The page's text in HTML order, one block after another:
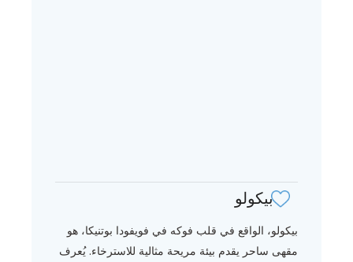
بيكولو
بيكولو، الواقع في قلب فوكه في فويفودا بوتنيكا، هو
مقهى ساحر يقدم بيئة مريحة مثالية للاسترخاء. يُعرف